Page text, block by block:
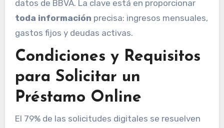
datos de BBVA. La clave está en proporcionar
toda información precisa: ingresos mensuales,
gastos fijos y deudas activas.
Condiciones y Requisitos
para Solicitar un
Préstamo Online
El 79% de las solicitudes digitales se resuelven